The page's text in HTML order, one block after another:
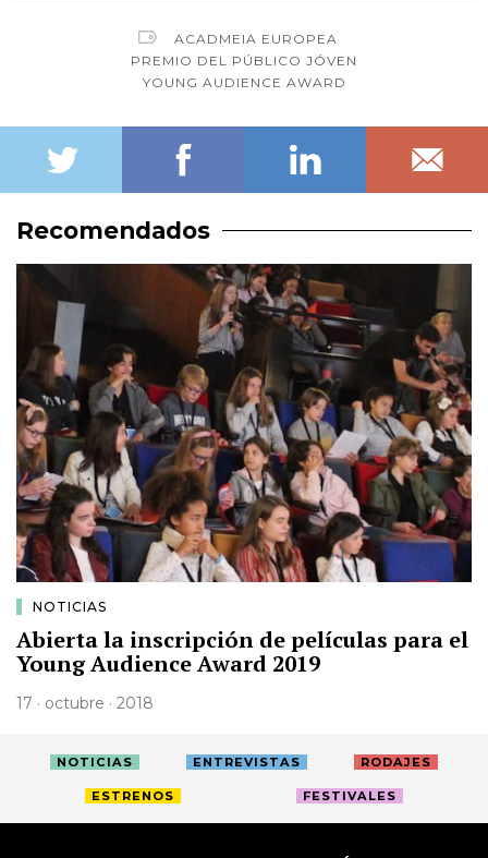
ACADMEIA EUROPEA
PREMIO DEL PÚBLICO JÓVEN
YOUNG AUDIENCE AWARD
Recomendados
NOTICIAS
Abierta la inscripción de películas para el
Young Audience Award 2019
17 · octubre · 2018
NOTICIAS ENTREVISTAS RODAJES
ESTRENOS FESTIVALES